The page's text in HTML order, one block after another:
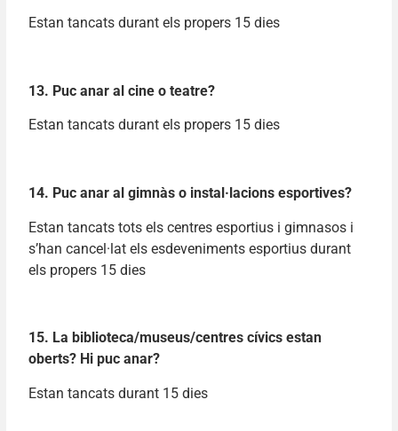
Estan tancats durant els propers 15 dies
13. Puc anar al cine o teatre?
Estan tancats durant els propers 15 dies
14. Puc anar al gimnàs o instal·lacions esportives?
Estan tancats tots els centres esportius i gimnasos i
s’han cancel·lat els esdeveniments esportius durant
els propers 15 dies
15. La biblioteca/museus/centres cívics estan
oberts? Hi puc anar?
Estan tancats durant 15 dies